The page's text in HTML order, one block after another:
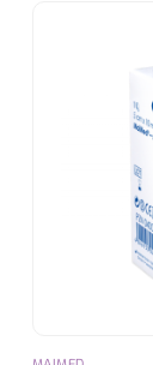
Steriele